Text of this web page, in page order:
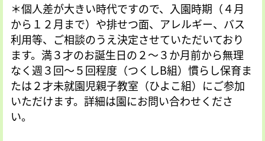
＊個人差が大きい時代ですので、入園時期（４月
から１２月まで）や排せつ面、アレルギー、バス
利用等、ご相談のうえ決定させていただいており
ます。満３才のお誕生日の２～３か月前から無理
なく週３回～５回程度（つくしB組）慣らし保育ま
たは２才未就園児親子教室（ひよこ組）にご参加
いただけます。詳細は園にお問い合わせくださ
い。